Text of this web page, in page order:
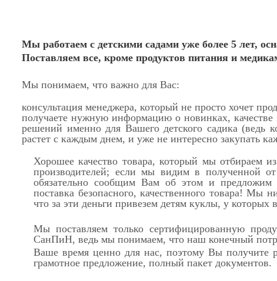
Мы работаем с детскими садами уже более 5 лет,
Поставляем все, кроме продуктов питания и
Мы понимаем, что важно для Вас:
консультация менеджера, который не просто хочет
получаете нужную информацию о новинках,
решений именно для Вашего детского садика (ведь
растет с каждым днем, и уже не интересно закупать
Хорошее качество товара, который мы отбираем
производителей; если мы видим в полученной
обязательно сообщим Вам об этом и
поставка безопасного, качественного товара! Мы
что за эти деньги привезем детям куклы, у
Мы поставляем только сертифицированную
СанПиН, ведь мы понимаем, что наш конечный
Ваше время ценно для нас, поэтому Вы получите
грамотное предложение, полный пакет документов.